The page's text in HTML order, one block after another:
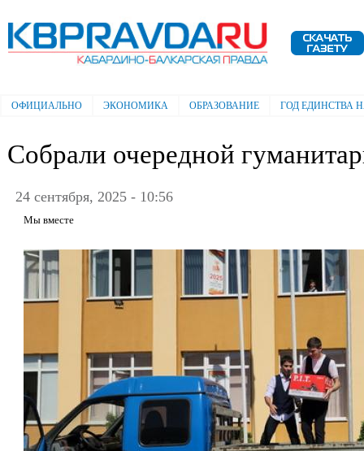
Электронная газета "Кабардино-
Балкарская правда"
Главное меню
ОФИЦИАЛЬНО ЭКОНОМИКА ОБРАЗОВАНИЕ ГОД ЕДИНСТВА
Собрали очередной
24 сентября, 2025 - 10:56
Мы вместе